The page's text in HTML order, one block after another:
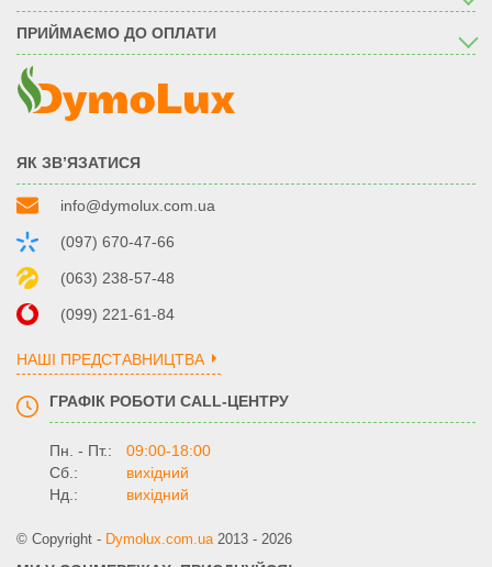
ПРИЙМАЄМО ДО ОПЛАТИ
ЯК ЗВ’ЯЗАТИСЯ
info@dymolux.com.ua
(097) 670-47-66
(063) 238-57-48
(099) 221-61-84
НАШІ ПРЕДСТАВНИЦТВА
ГРАФІК РОБОТИ CALL-ЦЕНТРУ
Пн. - Пт.:
09:00-18:00
Сб.:
вихідний
Нд.:
вихідний
© Copyright - Dymolux.com.ua 2013 - 2026